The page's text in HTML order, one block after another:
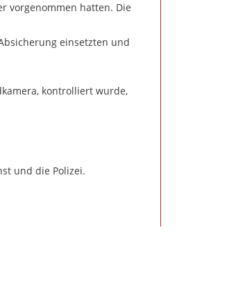
vorgenommen hatten. Die
einsetzten und
kontrolliert wurde,
und die Polizei.